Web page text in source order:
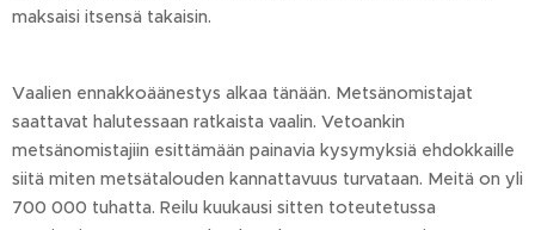
maksaisi itsensä takaisin.
Vaalien ennakkoäänestys alkaa tänään. Metsänomistajat
saattavat halutessaan ratkaista vaalin. Vetoankin
metsänomistajiin esittämään painavia kysymyksiä ehdokkaille
siitä miten metsätalouden kannattavuus turvataan. Meitä on yli
700 000 tuhatta. Reilu kuukausi sitten toteutetussa